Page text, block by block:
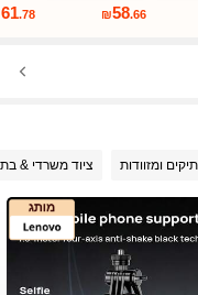
₪58.66
61.78
תיקים ומזוודות ציוד משרדי &